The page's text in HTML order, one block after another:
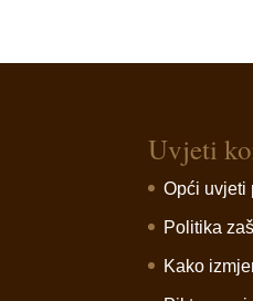
Uvjeti
Opći uvjeti
Politika
Kako